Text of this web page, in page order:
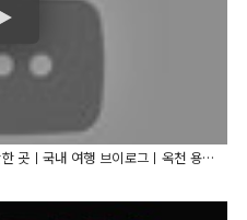
꼭 가봐야 할 천상의 여행지, 옥천 가볼만한 곳ㅣ국내 여행 브이로그ㅣ옥천 용암사, 수생식물학습원